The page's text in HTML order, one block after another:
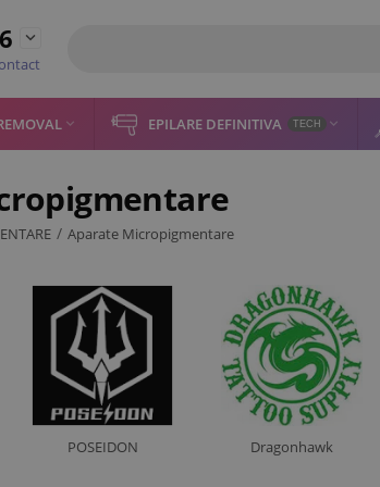

 EPILARE DEFINITIVA TECH 
/ Aparate Micropigmentare
POSEIDON ​Dragonhawk